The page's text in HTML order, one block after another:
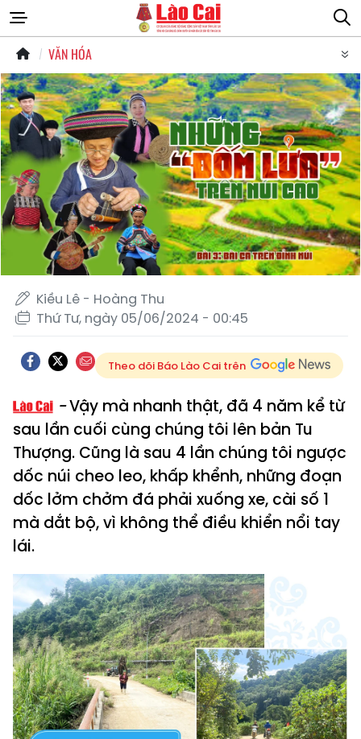
VĂN HÓA
Kiều Lê - Hoàng Thu
Thứ Tư, ngày 05/06/2024 - 00:45
Theo dõi Báo Lào Cai trên
Vậy mà nhanh thật, đã 4 năm kể từ
sau lần cuối cùng chúng tôi lên bản Tu
Thượng. Cũng là sau 4 lần chúng tôi ngược
dốc núi cheo leo, khấp khểnh, những đoạn
dốc lởm chởm đá phải xuống xe, cài số 1
mà dắt bộ, vì không thể điều khiển nổi tay
lái.